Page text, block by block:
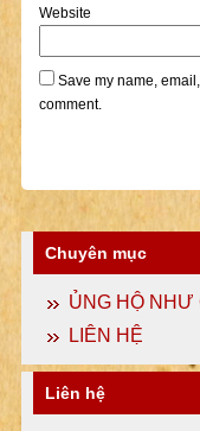
Website
Save my name,
comment.
Chuyên mục
ỦNG HỘ NHƯ
LIÊN HỆ
Liên hệ